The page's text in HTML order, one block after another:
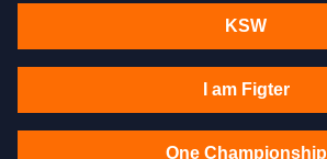
KSW
I am Figter
One Championship